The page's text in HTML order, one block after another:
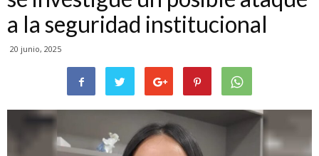
a la seguridad institucional
20 junio, 2025